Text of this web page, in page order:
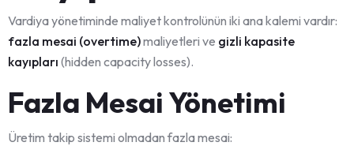
Vardiya yönetiminde maliyet kontrolünün iki ana kalemi vardır:
fazla mesai (overtime)maliyetleri ve gizli kapasite
kayıpları (hidden capacity losses).
Fazla Mesai Yönetimi
Üretim takip sistemi olmadan fazla mesai: